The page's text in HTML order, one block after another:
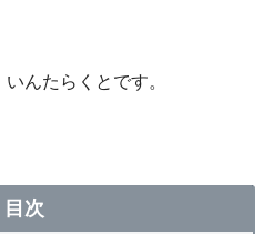
んたらくとです。
目次